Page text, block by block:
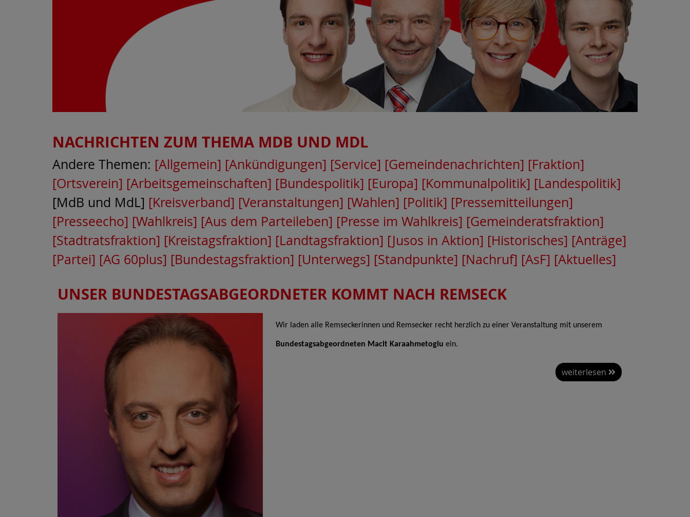
NACHRICHTEN ZUM THEMA MDB UND MDL
Andere Themen: [Allgemein] [Ankündigungen] [Service] [Gemeindenachrichten] [Fraktion]
[Ortsverein] [Arbeitsgemeinschaften] [Bundespolitik] [Europa] [Kommunalpolitik] [Landespolitik]
[MdB und MdL] [Kreisverband] [Veranstaltungen] [Wahlen] [Politik] [Pressemitteilungen]
[Presseecho] [Wahlkreis] [Aus dem Parteileben] [Presse im Wahlkreis] [Gemeinderatsfraktion]
[Stadtratsfraktion] [Kreistagsfraktion] [Landtagsfraktion] [Jusos in Aktion] [Historisches] [Anträge]
[Partei] [AG 60plus] [Bundestagsfraktion] [Unterwegs] [Standpunkte] [Nachruf] [AsF] [Aktuelles]
UNSER BUNDESTAGSABGEORDNETER KOMMT NACH REMSECK
Wir laden alle Remseckerinnen und Remsecker recht herzlich zu einer Veranstaltung mit unserem
Bundestagsabgeordneten Macit Karaahmetoglu ein.
weiterlesen